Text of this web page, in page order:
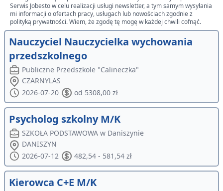
Serwis Jobesto w celu realizacji usługi newsletter, a tym samym wysyłania
mi informacji o ofertach pracy, usługach lub nowościach zgodnie z
polityką prywatności. Wiem, że zgodę tę mogę w każdej chwili cofnąć.
Nauczyciel Nauczycielka wychowania
przedszkolnego
Publiczne Przedszkole "Calineczka"
CZARNYLAS
2026-07-20
od 5308,00 zł
Psycholog szkolny M/K
SZKOŁA PODSTAWOWA w Daniszynie
DANISZYN
2026-07-12
482,54 - 581,54 zł
Kierowca C+E M/K